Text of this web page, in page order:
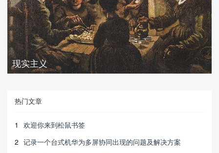
现实主义
热门文章
1
欢迎你来到松鼠书签
2 记录一个台式机华为多屏协同出现的问题及解决方案